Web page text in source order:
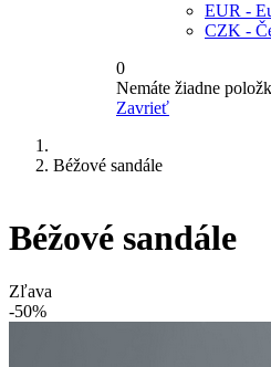
EUR -
CZK -
0
Nemáte žiadne
Zavrieť
Béžové sandále
Béžové sandále
Zľava
-50%